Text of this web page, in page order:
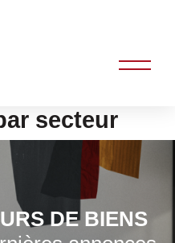
secteur
DE BIENS